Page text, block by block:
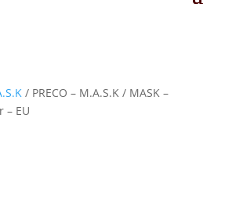
/ PRECO – M.A.S.K / MASK –
– EU